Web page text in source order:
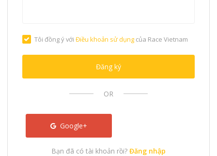
Tôi đồng ý với Điều khoản sử dụngcủa Race Vietnam
Đăng ký
OR
Google+
Bạn đã có tài khoản rồi? Đăng nhập